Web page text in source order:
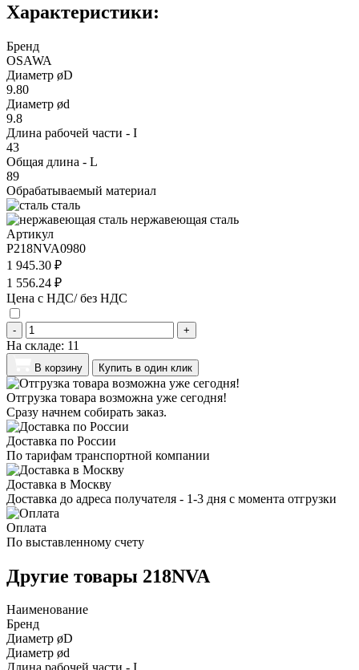
Характеристики:
Бренд
OSAWA
Диаметр øD
9.80
Диаметр ød
9.8
Длина рабочей части - I
43
Общая длина - L
89
Обрабатываемый материал
сталь
нержавеющая сталь
Артикул
P218NVA0980
1 945.30 ₽
1 556.24 ₽
Цена с НДС/ без НДС
- +
На складе: 11
В корзину Купить в один клик
Отгрузка товара возможна уже сегодня!
Сразу начнем собирать заказ.
Доставка по России
По тарифам транспортной компании
Доставка в Москву
Доставка до адреса получателя - 1-3 дня с момента отгрузки
Оплата
По выставленному счету
Другие товары 218NVA
Наименование
Бренд
Диаметр øD
Диаметр ød